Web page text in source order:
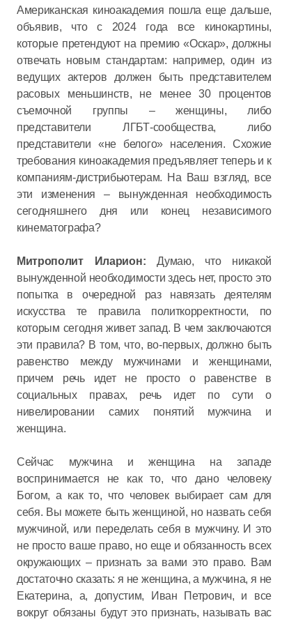
Американская киноакадемия пошла еще дальше,
объявив, что с 2024 года все кинокартины,
которые претендуют на премию «Оскар», должны
отвечать новым стандартам: например, один из
ведущих актеров должен быть представителем
расовых меньшинств, не менее 30 процентов
съемочной группы – женщины, либо
представители ЛГБТ-сообщества, либо
представители «не белого» населения. Схожие
требования киноакадемия предъявляет теперь и к
компаниям-дистрибьютерам. На Ваш взгляд, все
эти изменения – вынужденная необходимость
сегодняшнего дня или конец независимого
кинематографа?
Митрополит Иларион: Думаю, что никакой
вынужденной необходимости здесь нет, просто это
попытка в очередной раз навязать деятелям
искусства те правила политкорректности, по
которым сегодня живет запад. В чем заключаются
эти правила? В том, что, во-первых, должно быть
равенство между мужчинами и женщинами,
причем речь идет не просто о равенстве в
социальных правах, речь идет по сути о
нивелировании самих понятий мужчина и
женщина.
Сейчас мужчина и женщина на западе
воспринимается не как то, что дано человеку
Богом, а как то, что человек выбирает сам для
себя. Вы можете быть женщиной, но назвать себя
мужчиной, или переделать себя в мужчину. И это
не просто ваше право, но еще и обязанность всех
окружающих – признать за вами это право. Вам
достаточно сказать: я не женщина, а мужчина, я не
Екатерина, а, допустим, Иван Петрович, и все
вокруг обязаны будут это признать, называть вас